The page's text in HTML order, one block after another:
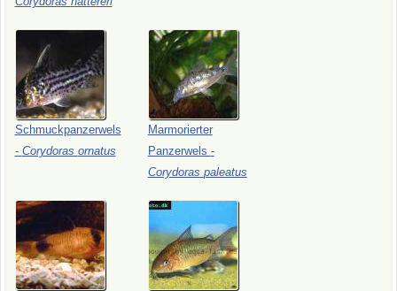
Schmuckpanzerwels
- Corydoras ornatus
Marmorierter
Panzerwels -
Corydoras paleatus